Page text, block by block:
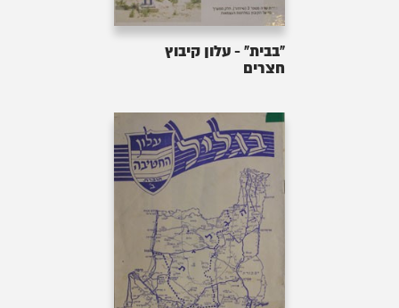
"בבית" - עלון קיבוץ
חצרים